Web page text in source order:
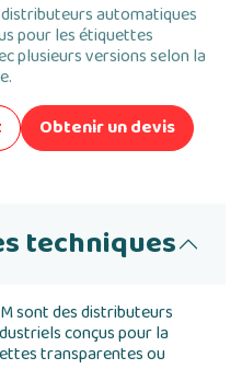
automatiques
pour les étiquettes
plusieurs versions selon la
Obtenir un devis
techniques
sont des distributeurs
conçus pour la
transparentes ou